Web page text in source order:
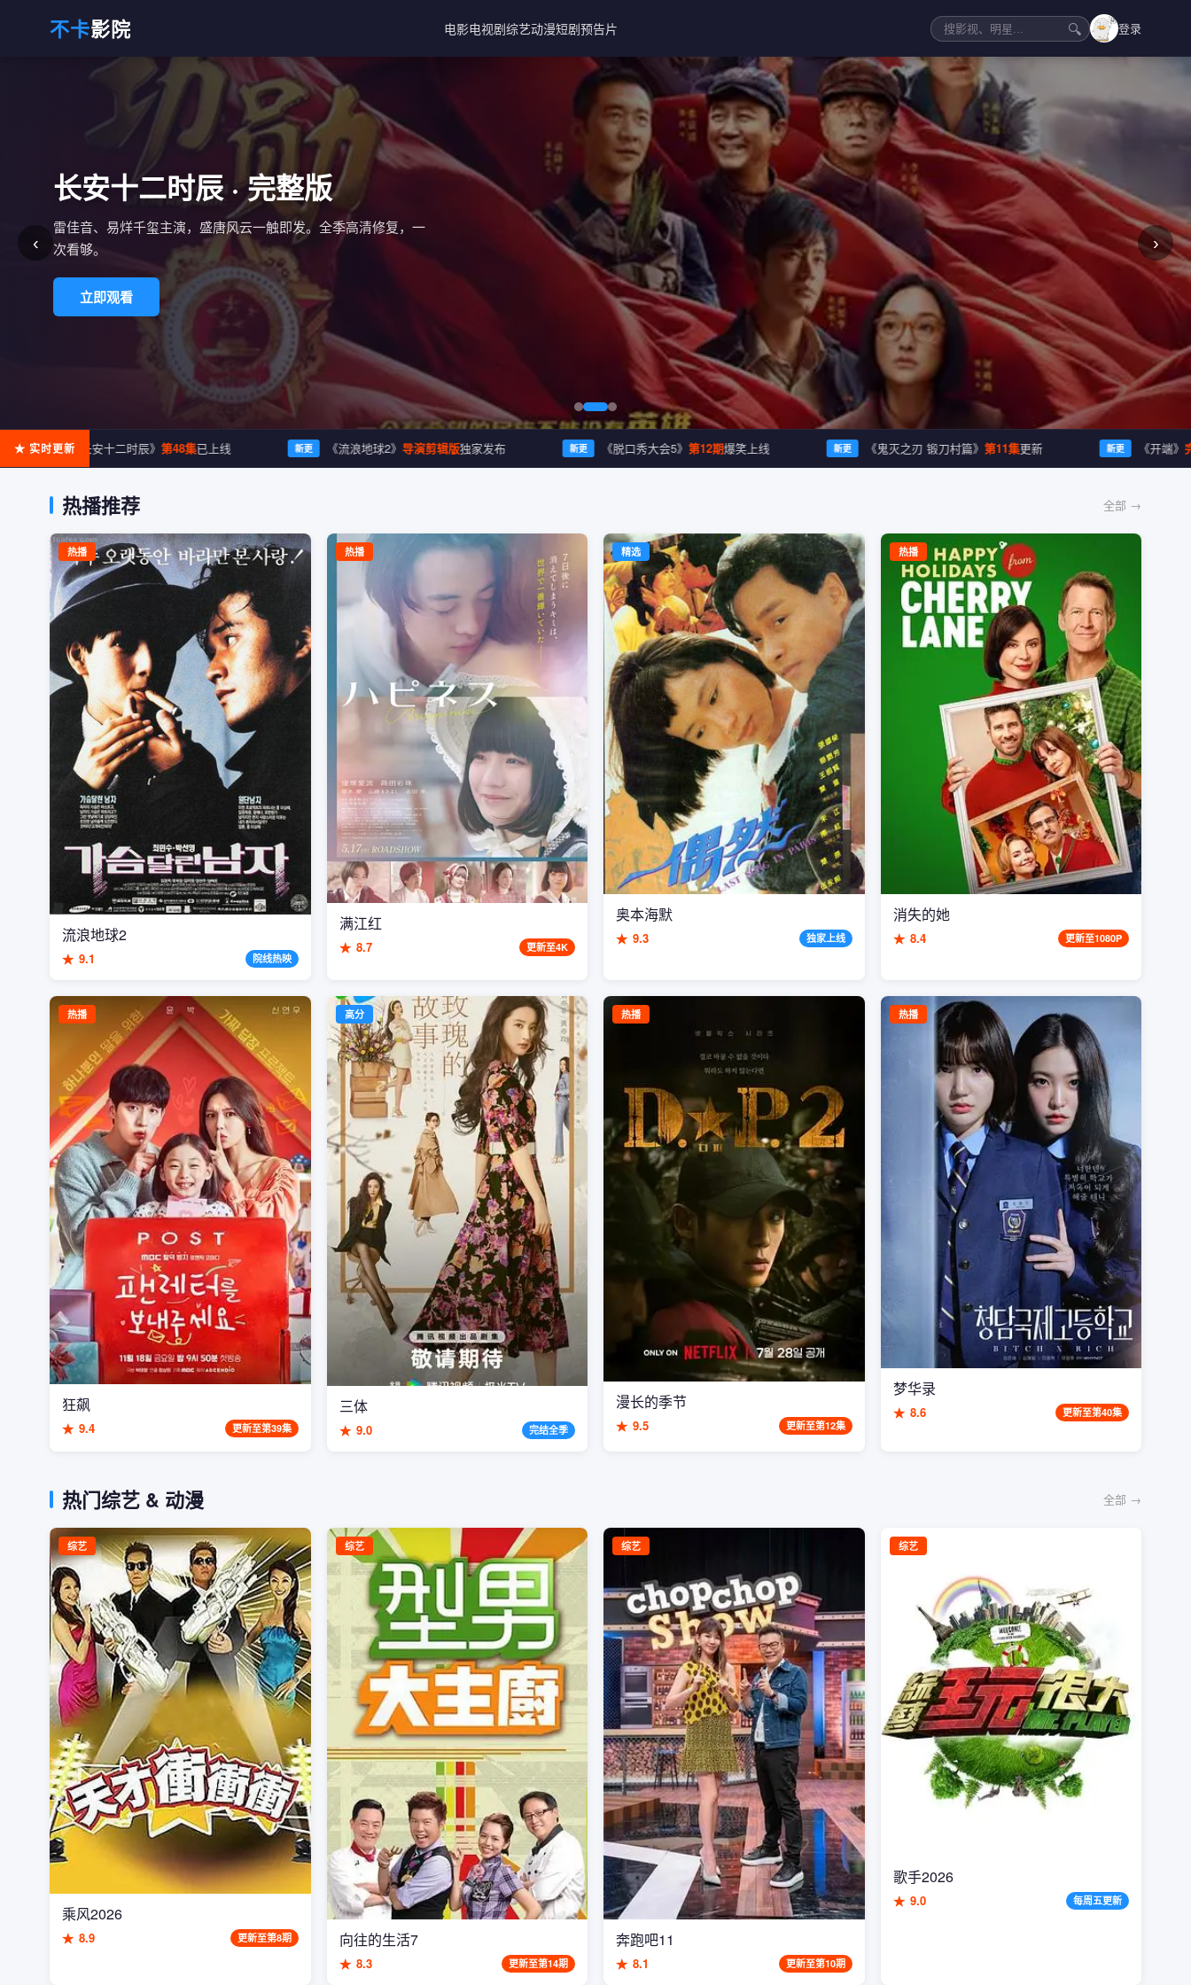
不卡影院 电影电视剧综艺动漫短剧预告片 🔍 登录
长安十二时辰 · 完整版
雷佳音、易烊千玺主演，盛唐风云一触即发。全季高清修复，一
次看够。
立即观看
‹ ›
★ 实时更新
更 《长安十二时辰》第48集 已上线 《流浪地球2》导演剪辑版独家发布 《脱口秀大会5》第12期 爆笑上线 《鬼灭之刃 锻刀村篇》第11集 更新 《开端》完整版
热播推荐 全部 →
热播
流浪地球2
★ 9.1 院线热映
热播
满江红
★ 8.7 更新至4K
精选
奥本海默
★ 9.3 独家上线
热播
消失的她
★ 8.4 更新至1080P
热播
狂飙
★ 9.4 更新至第39集
高分
三体
★ 9.0 完结全季
热播
漫长的季节
★ 9.5 更新至第12集
热播
梦华录
★ 8.6 更新至第40集
热门综艺 & 动漫 全部 →
综艺
乘风2026
★ 8.9 更新至第8期
综艺
向往的生活7
★ 8.3 更新至第14期
综艺
奔跑吧11
★ 8.1 更新至第10期
综艺
歌手2026
★ 9.0 每周五更新